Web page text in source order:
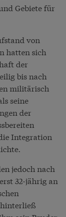
Gebiete für
von
hatten sich
der
bis nach
militärisch
seine
der
Integration
jedoch nach
32-jährig an